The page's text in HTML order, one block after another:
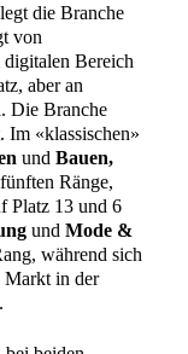
die Branche
von
Bereich
aber an
. Die Branche
Im «klassischen»
und Bauen,
Ränge,
Platz 13 und 6
und Mode &
während sich
Markt in der